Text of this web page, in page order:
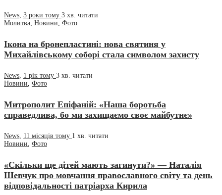
News, 3 роки тому 3 хв. читати
Молитва, Новини, Фото
Ікона на бронепластині: нова святиня у
Михайлівському соборі стала символом захисту
News, 1 рік тому 3 хв. читати
Новини, Фото
Митрополит Епіфаній: «Наша боротьба
справедлива, бо ми захищаємо своє майбутнє»
News, 11 місяців тому 1 хв. читати
Новини, Фото
«Скільки ще дітей мають загинути?» — Наталія
Шевчук про мовчання православного світу та день
відповідальності патріарха Кирила